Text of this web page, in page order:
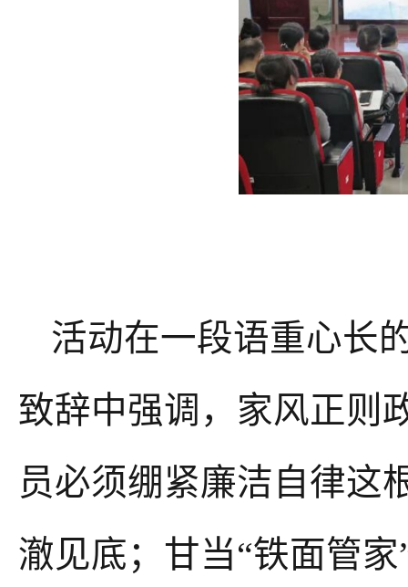
活动在一段语重心长
致辞中强调，家风正则
员必须绷紧廉洁自律这
澈见底；甘当“铁面管